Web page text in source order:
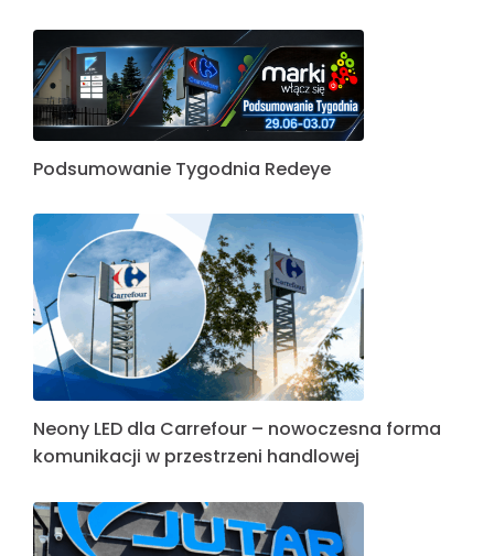
Podsumowanie Tygodnia Redeye
Neony LED dla Carrefour – nowoczesna forma
komunikacji w przestrzeni handlowej